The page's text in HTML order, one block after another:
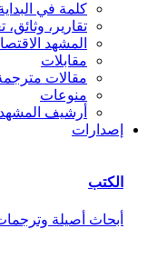
كلمة في
تقارير،
المشهد
مقابلات
مقالات
منوعات
أرشيف المشهد
إصدارات
الكتب
أبحاث أصيلة